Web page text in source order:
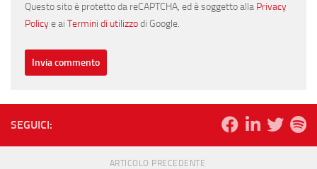
Questo sito è protetto da reCAPTCHA, ed è soggetto alla Privacy
Policye ai Termini di utilizzodi Google.
SEGUICI:
ARTICOLO PRECEDENTE